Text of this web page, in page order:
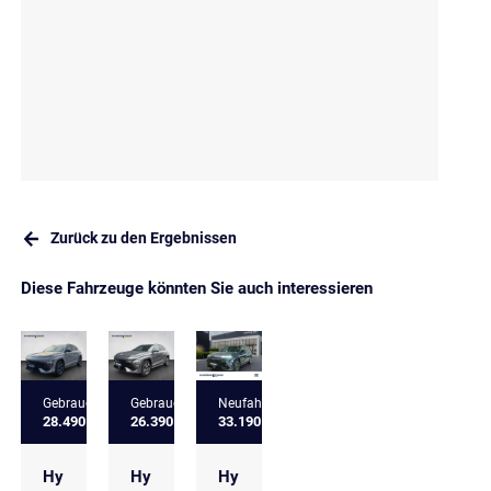
Zurück zu den Ergebnissen
Diese Fahrzeuge könnten Sie auch interessieren
Gebrauchtfahrzeug
28.490 €
Hy
Gebrauchtfahrzeug
26.390 €
Hy
Neufahrzeug
33.190 €
Hy